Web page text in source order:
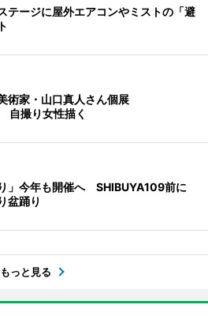
テージに屋外エアコンやミストの「避
術家・山口真人さん個展
自撮り女性描く
り」今年も開催へ SHIBUYA109前に
盆踊り
もっと見る